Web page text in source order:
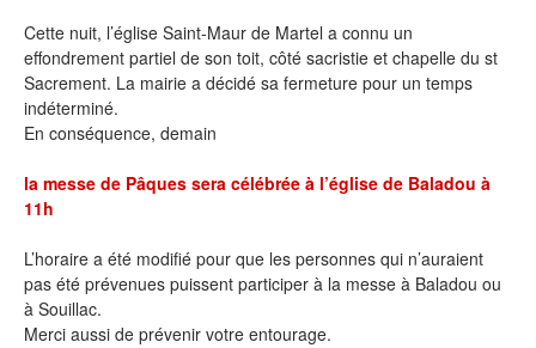
Liens utiles
Cette nuit, l’église Saint-Maur de Martel a connu un
effondrement partiel de son toit, côté sacristie et chapelle du st
Sacrement. La mairie a décidé sa fermeture pour un temps
indéterminé.
En conséquence, demain
la messe de Pâques sera célébrée à l’église de Baladou à
11h
L’horaire a été modifié pour que les personnes qui n’auraient
pas été prévenues puissent participer à la messe à Baladou ou
à Souillac.
Merci aussi de prévenir votre entourage.